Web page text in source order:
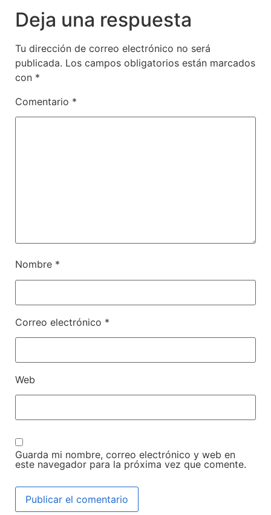
Deja una respuesta
Tu dirección de correo electrónico no será
publicada. Los campos obligatorios están marcados
con *
Comentario *
Nombre *
Correo electrónico *
Web
Guarda mi nombre, correo electrónico y web en
este navegador para la próxima vez que comente.